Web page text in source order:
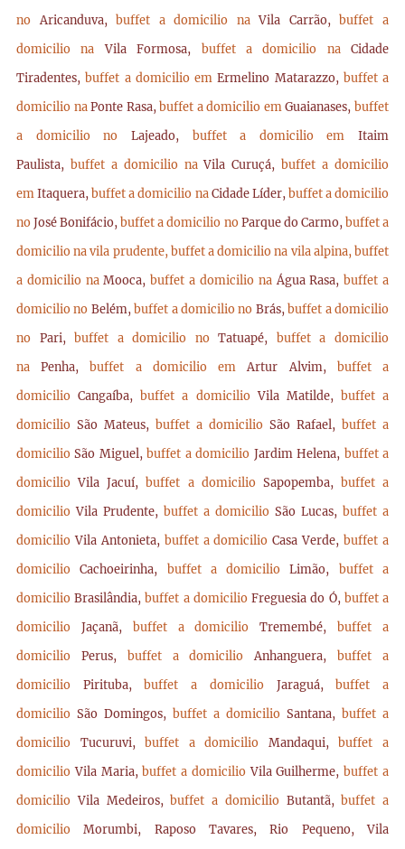
noAricanduva,buffet a domicilio naVila Carrão,buffet a
domicilio naVila Formosa, buffet a domicilio na Cidade
Tiradentes,buffet a domicilio emErmelino Matarazzo, buffet a
domicilio naPonte Rasa,buffet a domicilio emGuaianases,buffet
a domicilio no Lajeado, buffet a domicilio em Itaim
Paulista, buffet a domicilio naVila Curuçá,buffet a domicilio
emItaquera,buffet a domicilio naCidade Líder,buffet a domicilio
noJosé Bonifácio,buffet a domicilio noParque do Carmo,buffet a
domicilio na vila prudente,buffet a domicilio na vila alpina, buffet
a domicilio naMooca,buffet a domicilio naÁgua Rasa,buffet a
domicilio no Belém,buffet a domicilio no Brás,buffet a domicilio
no Pari,buffet a domicilio noTatuapé, buffet a domicilio
naPenha,buffet a domicilio emArtur Alvim, buffet a
domicilioCangaíba,buffet a domicilioVila Matilde, buffet a
domicilio São Mateus, buffet a domicilio São Rafael, buffet a
domicilioSão Miguel,buffet a domicilio Jardim Helena, buffet a
domicilioVila Jacuí,buffet a domicilio Sapopemba, buffet a
domicilioVila Prudente, buffet a domicilio São Lucas, buffet a
domicilioVila Antonieta, buffet a domicilioCasa Verde,buffet a
domicilioCachoeirinha, buffet a domicilioLimão, buffet a
domicilioBrasilândia,buffet a domicilioFreguesia do Ó, buffet a
domicilio Jaçanã, buffet a domicilioTremembé,buffet a
domicilio Perus, buffet a domicilioAnhanguera,buffet a
domicilio Pirituba,buffet a domicilio Jaraguá,buffet a
domicilio São Domingos, buffet a domicilio Santana, buffet a
domicilio Tucuruvi,buffet a domicilio Mandaqui,buffet a
domicilioVila Maria,buffet a domicilioVila Guilherme,buffet a
domicilioVila Medeiros,buffet a domicilio Butantã,buffet a
domicilioMorumbi, Raposo Tavares, Rio Pequeno, Vila